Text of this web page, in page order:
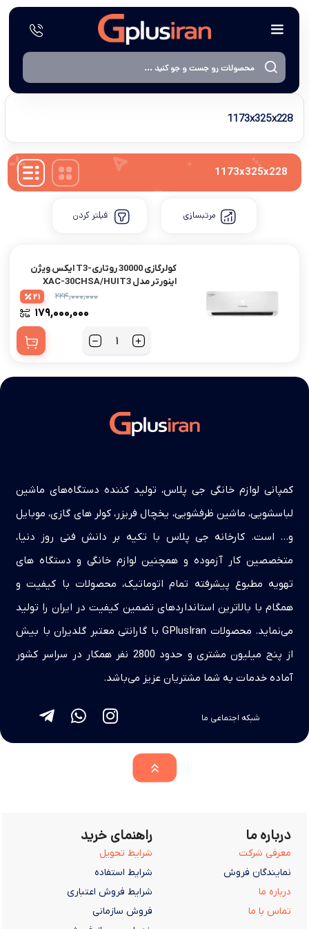
1173x325x228
1173x325x228
مرتبسازی فیلتر کردن
کولرگازی 30000 روتاری-T3 ایکس ویژن
اینوِرتر مدل XAC-30CHSA/HUIT3
۲۲۴,۰۰۰,۰۰۰
۱۷۹,۰۰۰,۰۰۰
21
کمپانی لوازم خانگی جی پلاس، تولید کننده دستگاه‌های ماشین
لباسشویی، ماشین ظرفشویی، یخچال فریزر، کولر های گازی، موبایل
و… است. کارخانه جی پلاس با تکیه بر دانش فنی روز دنیا،
متخصصین کار آزموده و همچنین لوازم خانگی و دستگاه های
تهویه مطبوع پیشرفته تمام اتوماتیک، محصولات با کیفیت و
همگام با بالاترین استانداردهای تضمین کیفیت در ایران را تولید
می‌نماید. محصولات GPlusIran با گارانتی معتبر گلدیران با بیش
از پنج میلیون مشتری و حدود 2800 نفر همکار در سراسر کشور
آماده خدمات به شما مشتریان عزیز می‌باشد.
شبکه اجتماعی ما
درباره ما
معرفی شرکت
نمایندگان فروش
درباره ما
تماس با ما
راهنمای خرید
شرایط تحویل
شرایط استفاده
شرایط فروش اعتباری
فروش سازمانی